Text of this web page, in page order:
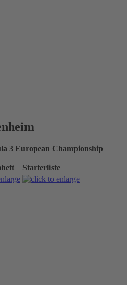
3 European Championship
Starterliste